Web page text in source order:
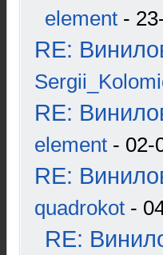
element -
RE:
RE:
element - 02-
RE:
quadrokot -
RE: